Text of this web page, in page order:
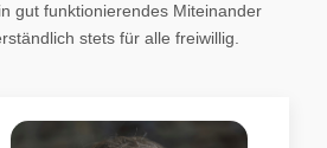
gut funktionierendes Miteinander
stets für alle freiwillig.